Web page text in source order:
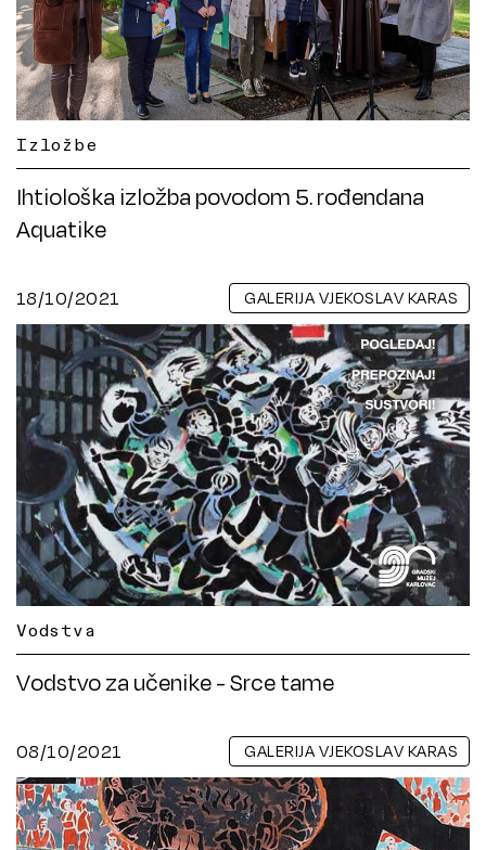
Izložbe
Ihtiološka izložba povodom 5. rođendana
Aquatike
18/10/2021 GALERIJA VJEKOSLAV KARAS
Vodstva
Vodstvo za učenike - Srce tame
08/10/2021 GALERIJA VJEKOSLAV KARAS